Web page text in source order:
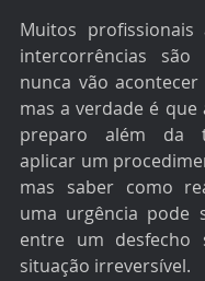
Muitos profissionais
intercorrências
nunca vão
mas a verdade é que
preparo além da
aplicar um
mas saber como
uma urgência pode
entre um desfecho
situação irreversível.